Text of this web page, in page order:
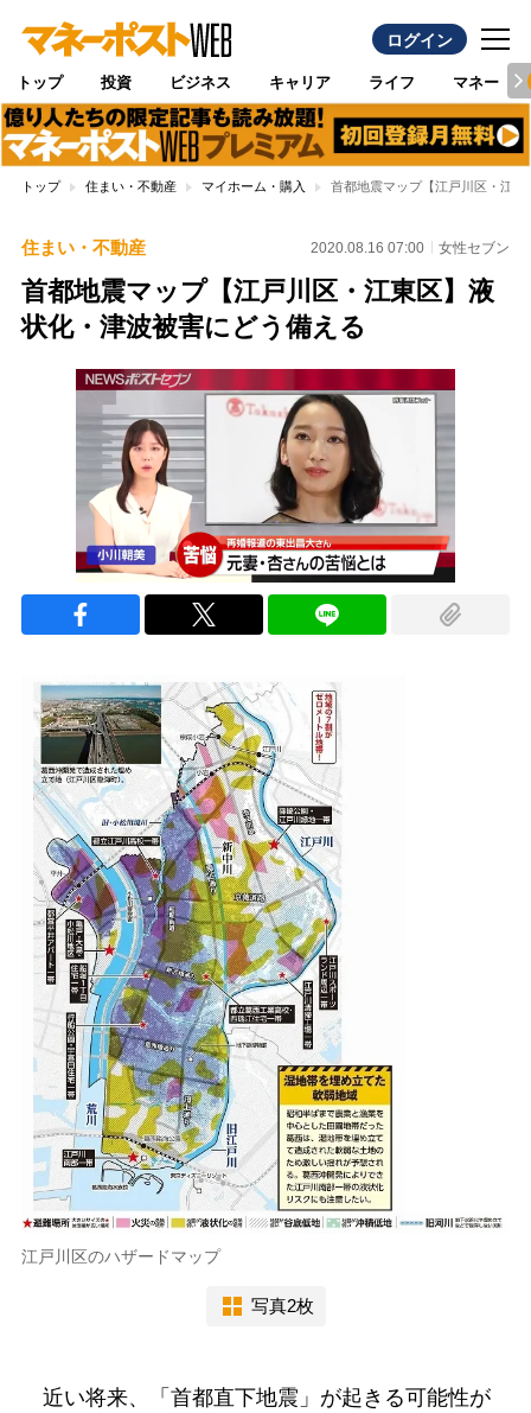
ログイン
トップ 投資 ビジネス キャリア ライフ マネー
トップ 住まい・不動産 マイホーム・購入 首都地震マップ【江戸川区・江
住まい・不動産 2020.08.16 07:00 女性セブン
首都地震マップ【江戸川区・江東区】液
状化・津波被害にどう備える
江戸川区のハザードマップ
写真2枚
近い将来、「首都直下地震」が起きる可能性が